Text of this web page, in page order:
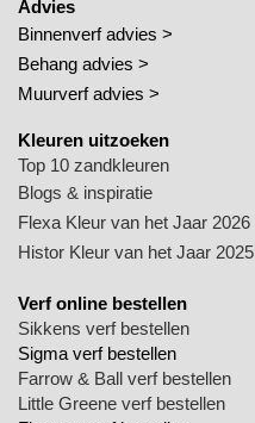
Advies
Binnenverf advies >
Behang advies >
Muurverf advies >
Kleuren uitzoeken
Top 10 zandkleuren
Blogs & inspiratie
Flexa Kleur van het Jaar 2026
Histor Kleur van het Jaar 2025
Verf online bestellen
Sikkens verf bestellen
Sigma verf bestellen
Farrow & Ball verf bestellen
Little Greene verf bestellen